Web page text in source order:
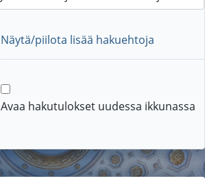
Näytä/piilota lisää hakuehtoja
Avaa hakutulokset uudessa ikkunassa